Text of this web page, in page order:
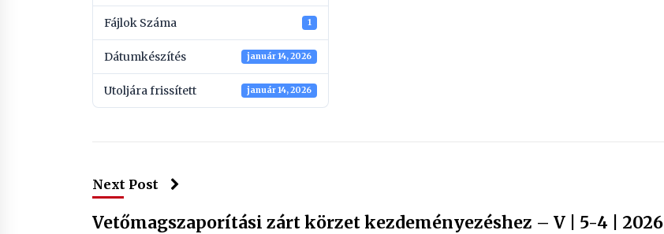
Fájlok Száma 1
Dátumkészítés január 14, 2026
Utoljára frissített január 14, 2026
Next Post
Vetőmagszaporítási zárt körzet kezdeményezéshez – V | 5-4 | 2026